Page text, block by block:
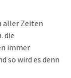
aller Zeiten
die
immer
so wird es denn